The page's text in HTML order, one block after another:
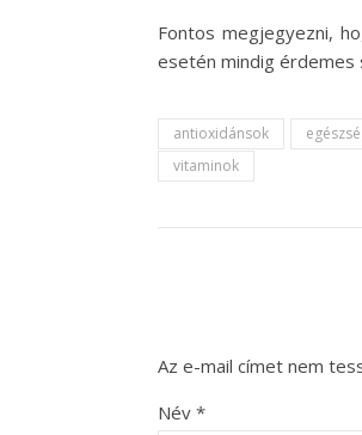
Fontos megjegyezni,
esetén mindig érdemes
antioxidánsok
vitaminok
Az e-mail címet nem
Név *